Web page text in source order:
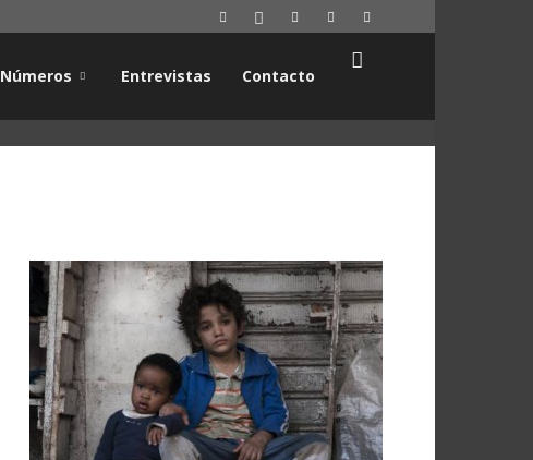
Números Entrevistas Contacto